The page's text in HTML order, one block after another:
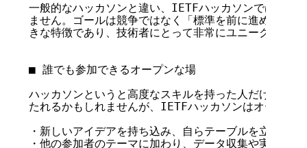
一般的なハッカソンと違い、IETFハッカソンでは順位
ません。ゴールは競争ではなく「標準を前に進めるこ
きな特徴であり、技術者にとって非常にユニークな学
■ 誰でも参加できるオープンな場
ハッカソンというと高度なスキルを持った人だけが参
たれるかもしれませんが、IETFハッカソンはオープン
・新しいアイデアを持ち込み、自らテーブルを立ち上げ
・他の参加者のテーマに加わり、データ収集や実装を手